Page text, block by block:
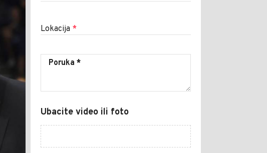
Lokacija *
Ubacite video ili foto